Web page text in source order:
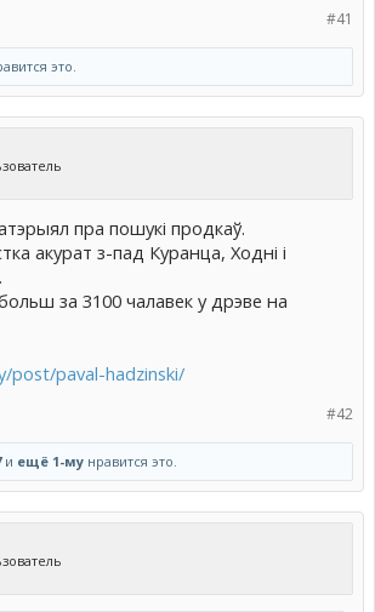
#41
это.
пра пошукі продкаў.
акурат з-пад Куранца, Ходні і
за 3100 чалавек у дрэве на
post/paval-hadzinski/
#42
и ещё 1-му нравится это.